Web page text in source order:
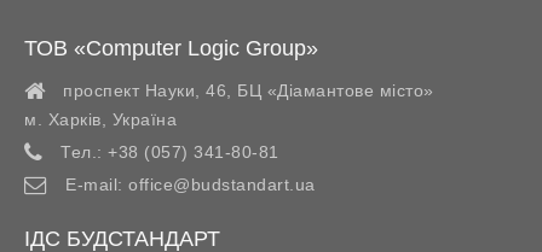
ТОВ «Computer Logic Group»
проспект Науки, 46, БЦ «Діамантове місто»
м. Харків
Україна
Тел.: +38 (057) 341-80-81
E-mail: office@budstandart.ua
ІДС БУДСТАНДАРТ